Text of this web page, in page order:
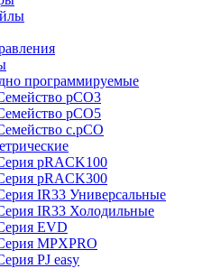
программируемые
pCO3
pCO5
c.pCO
pRACK100
pRACK300
IR33 Универсальные
IR33 Холодильные
EVD
MPXPRO
PJ easy